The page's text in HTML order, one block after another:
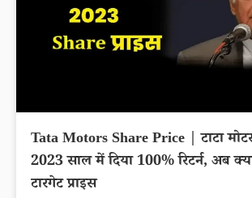
Tata Motors Share Price | टाटा
2023 साल में दिया 100% रिटर्न, अब
टारगेट प्राइस